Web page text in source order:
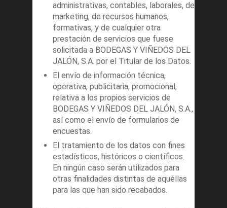
administrativas, contables, laborales, de
marketing, de recursos humanos,
formativas, y de cualquier otra
prestación de servicios que fuese
solicitada a BODEGAS Y VIÑEDOS DEL
JALÓN, S.A. por el Titular de los Datos.
El envío de información técnica,
operativa, publicitaria, promocional,
relativa a los propios servicios de
BODEGAS Y VIÑEDOS DEL JALÓN, S.A.,
así como el envío de formularios de
encuestas.
El tratamiento de los datos con fines
estadísticos, históricos o científicos.
En ningún caso serán utilizados para
otras finalidades distintas de aquéllas
para las que han sido recabados.